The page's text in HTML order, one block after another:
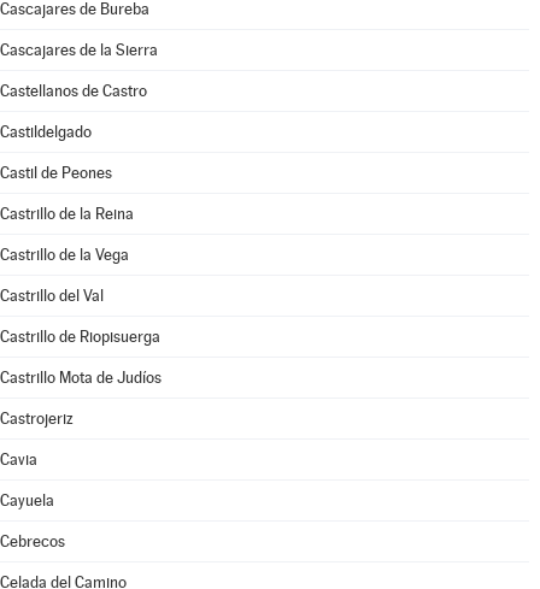
Cascajares de Bureba
Cascajares de la Sierra
Castellanos de Castro
Castildelgado
Castil de Peones
Castrillo de la Reina
Castrillo de la Vega
Castrillo del Val
Castrillo de Riopisuerga
Castrillo Mota de Judíos
Castrojeriz
Cavia
Cayuela
Cebrecos
Celada del Camino